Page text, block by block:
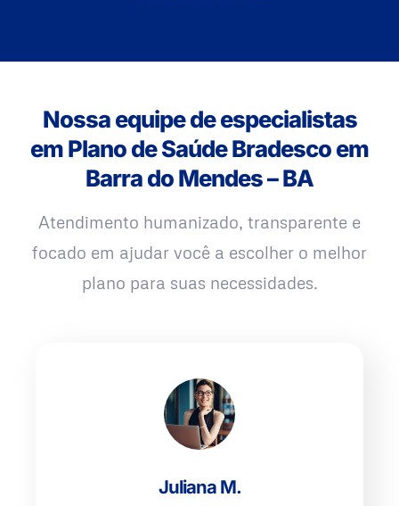
Nossa equipe de especialistas
em Plano de Saúde Bradesco em
Barra do Mendes – BA
Atendimento humanizado, transparente e
focado em ajudar você a escolher o melhor
plano para suas necessidades.
Juliana M.